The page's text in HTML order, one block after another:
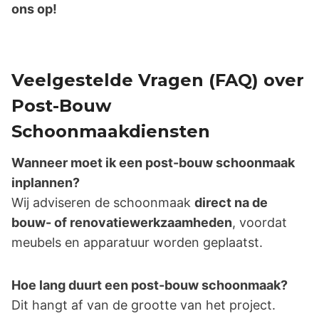
ons op!
Veelgestelde Vragen (FAQ) over
Post-Bouw
Schoonmaakdiensten
Wanneer moet ik een post-bouw schoonmaak
inplannen?
Wij adviseren de schoonmaak direct na de
bouw- of renovatiewerkzaamheden, voordat
meubels en apparatuur worden geplaatst.
Hoe lang duurt een post-bouw schoonmaak?
Dit hangt af van de grootte van het project.